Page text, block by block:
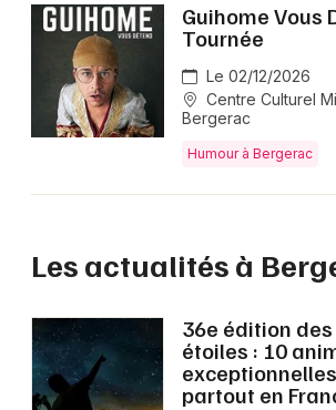
Guihome Vous
Tournée
Le 02/12/2026
Centre Culturel
Bergerac
Humour à Bergerac
Les actualités à
36e édition
étoiles : 10
partout en